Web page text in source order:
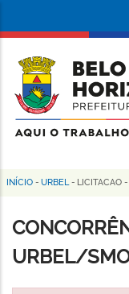
conteúdo
principal
da
Prefeitura
de
Horizonte
Trilha
de
navegação
INÍCIO - URBEL - LICITACAO -
URBEL/